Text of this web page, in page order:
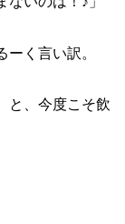
く言い訳。
と、今度こそ飲